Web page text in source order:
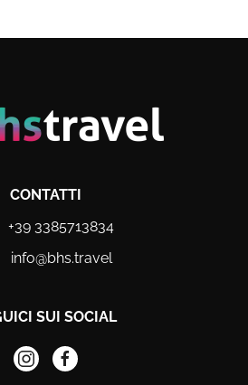
CONTATTI
+39 3385713834
info@bhs.travel
SUI SOCIAL